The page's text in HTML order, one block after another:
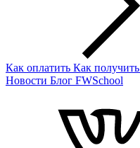
Как оплатить Как получить
Новости Блог FWSchool